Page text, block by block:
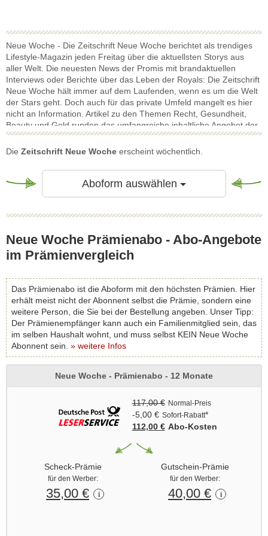
Neue Woche - Die Zeitschrift Neue Woche berichtet als trendiges
Lifestyle-Magazin jeden Freitag über die aktuellsten Storys aus
aller Welt. Die neuesten News der Promis mit brandaktuellen
Interviews oder Berichte über das Leben der Royals: Die Zeitschrift
Neue Woche hält immer auf dem Laufenden, wenn es um die Welt
der Stars geht. Doch auch für das private Umfeld mangelt es hier
nicht an Information. Artikel zu den Themen Recht, Gesundheit,
Beauty und Geld runden das umfangreiche inhaltliche Angebot der
Zeitschrift ab und machen die Neue Woche zu einem eleganten
Allrounder in dieser Hinsicht. Verschiedene Rezeptideen lassen
Hobbykoch. Für jeden ist bei der Neuen Woche etwas dabei: News
über Stars und Lifestyle mit Herz.
Die Zeitschrift Neue Woche erscheint wöchentlich.
Aboform auswählen Toggle
Neue Woche Prämienabo - Abo-Angebote
im Prämienvergleich
Das Prämienabo ist die Aboform mit den höchsten Prämien. Hier
erhält meist nicht der Abonnent selbst die Prämie, sondern eine
weitere Person, die Sie bei der Bestellung angeben. Unser Tipp:
Der Prämienempfänger kann auch ein Familienmitglied sein, das
im selben Haushalt wohnt, und muss selbst KEIN Neue Woche
Abonnent sein. » weitere Infos
Neue Woche - Prämienabo - 12 Monate
117,00 € Normal-Preis
-5,00 € Sofort-Rabatt*
112,00 € Abo‑Kosten
Scheck-Prämie
für den Werber:
35,00 € i
Gutschein-Prämie
für den Werber:
40,00 € i